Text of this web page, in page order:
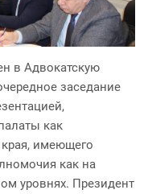
в Адвокатскую
заседание
как
имеющего
как на
уровнях. Президент